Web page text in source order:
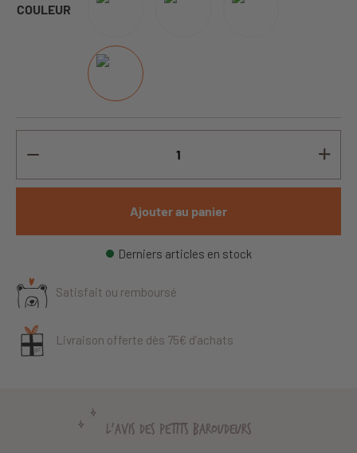
COULEUR
Ajouter au panier
Derniers articles en stock
Satisfait ou remboursé
Livraison offerte dès 75€ d’achats
L'AVIS DES PETITS BAROUDEURS